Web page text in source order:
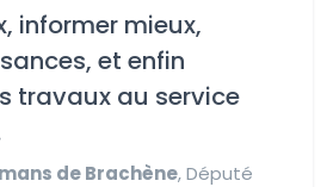
informer mieux,
et enfin
travaux au service
de Brachène, Député